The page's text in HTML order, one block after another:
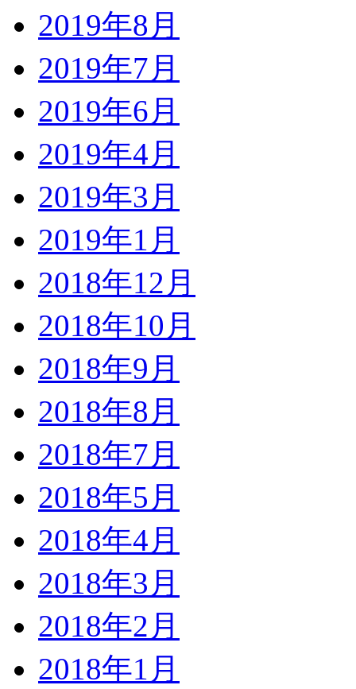
2019年8月
2019年7月
2019年6月
2019年4月
2019年3月
2019年1月
2018年12月
2018年10月
2018年9月
2018年8月
2018年7月
2018年5月
2018年4月
2018年3月
2018年2月
2018年1月